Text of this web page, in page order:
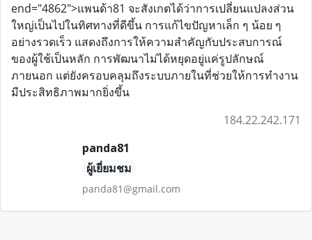
end="4862">แพนด้า81 จะสังเกตได้ว่าการเปลี่ยนแปลงส่วน
ใหญ่เป็นไปในทิศทางที่ดีขึ้น การแก้ไขปัญหาเล็ก ๆ น้อย ๆ
อย่างรวดเร็ว แสดงถึงการให้ความสำคัญกับประสบการณ์
ของผู้ใช้เป็นหลัก การพัฒนาไม่ได้หยุดอยู่แค่รูปลักษณ์
ภายนอก แต่ยังครอบคลุมถึงระบบภายในที่ช่วยให้การทำงาน
มีประสิทธิภาพมากยิ่งขึ้น
184.22.242.171
panda81
ผู้เยี่ยมชม
panda81@gmail.com